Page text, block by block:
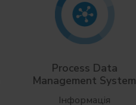
Process Data
Management System
Інформація